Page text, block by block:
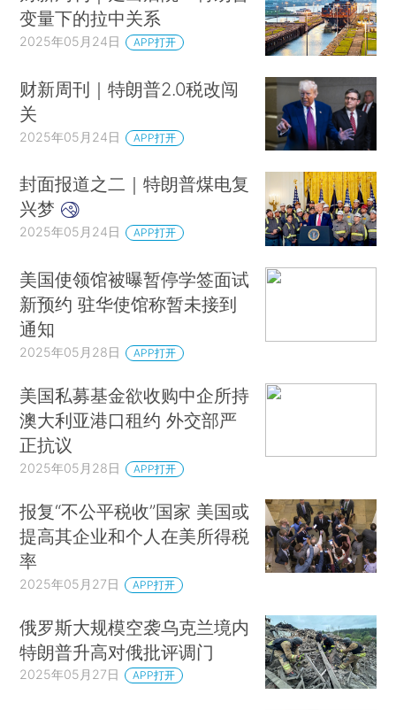
变量下的拉中关系
2025年05月24日 APP打开
财新周刊｜特朗普2.0税改闯
关
2025年05月24日 APP打开
封面报道之二｜特朗普煤电复
兴梦
2025年05月24日 APP打开
美国使领馆被曝暂停学签面试
新预约 驻华使馆称暂未接到
通知
2025年05月28日 APP打开
美国私募基金欲收购中企所持
澳大利亚港口租约 外交部严
正抗议
2025年05月28日 APP打开
报复“不公平税收”国家 美国或
提高其企业和个人在美所得税
率
2025年05月27日 APP打开
俄罗斯大规模空袭乌克兰境内
特朗普升高对俄批评调门
2025年05月27日 APP打开